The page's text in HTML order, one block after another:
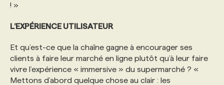
! »
L’EXPÉRIENCE UTILISATEUR
Et qu’est-ce que la chaîne gagne à encourager ses
clients à faire leur marché en ligne plutôt qu’à leur faire
vivre l’expérience « immersive » du supermarché ? «
Mettons d’abord quelque chose au clair : les